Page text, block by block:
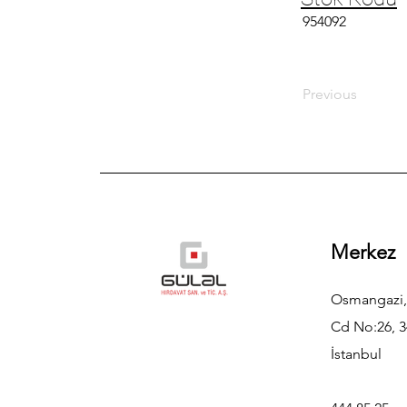
954092
Previous
Merkez
Cd No:26,
İstanbul